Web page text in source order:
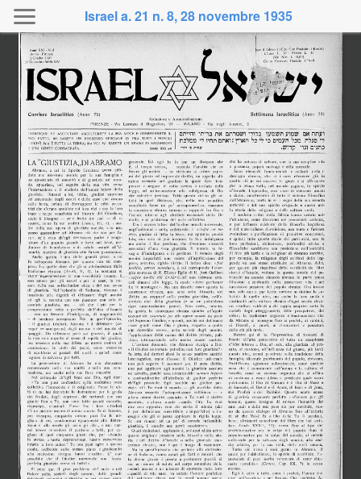
Israel a. 21 n. 8, 28 novembre 1935